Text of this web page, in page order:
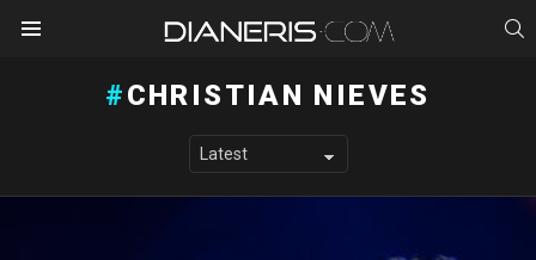
CHRISTIAN NIEVES